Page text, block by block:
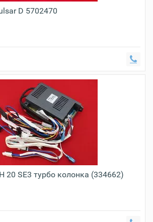
D 5702470
20 SE3 турбо колонка (334662)